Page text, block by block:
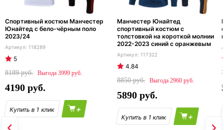
Спортивный костюм Манчестер
Юнайтед с бело-чёрным поло
2023/24
118289
5
8189
3999
4190
+
Манчестер Юнайтед
спортивный костюм с
толстовкой на короткой молнии
2022-2023 синий с оранжевым
117322
4.84
8850
2960
5890
+